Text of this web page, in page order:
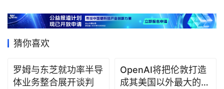
产
数
研
猜你喜欢
罗姆与东芝就功率半导
体业务整合展开谈判
OpenAI将把伦敦打造
成其美国以外最大的研